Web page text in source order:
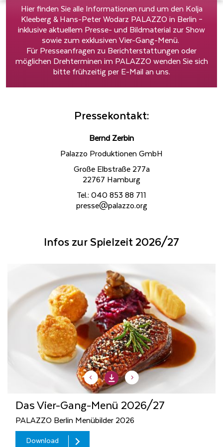
Hier finden Sie alle Informationen rund um den Kolja
Kleeberg & Hans-Peter Wodarz PALAZZO in Berlin –
inklusive aktuellem Presse- und Bildmaterial zur Show
sowie zum exklusiven Vier-Gang-Menü.
Für Presseanfragen zu Berichterstattungen oder
möglichen Drehterminen im PALAZZO wenden Sie sich
bitte frühzeitig per E-Mail an uns.
Pressekontakt:
Bernd Zerbin
Palazzo Produktionen GmbH
Große Elbstraße 277a
22767 Hamburg
Tel.: 040 853 88 711
presse@palazzo.org
Infos zur Spielzeit 2026/27
Das Vier-Gang-Menü 2026/27
PALAZZO Berlin Menübilder 2026
Download
Download
Download
Download